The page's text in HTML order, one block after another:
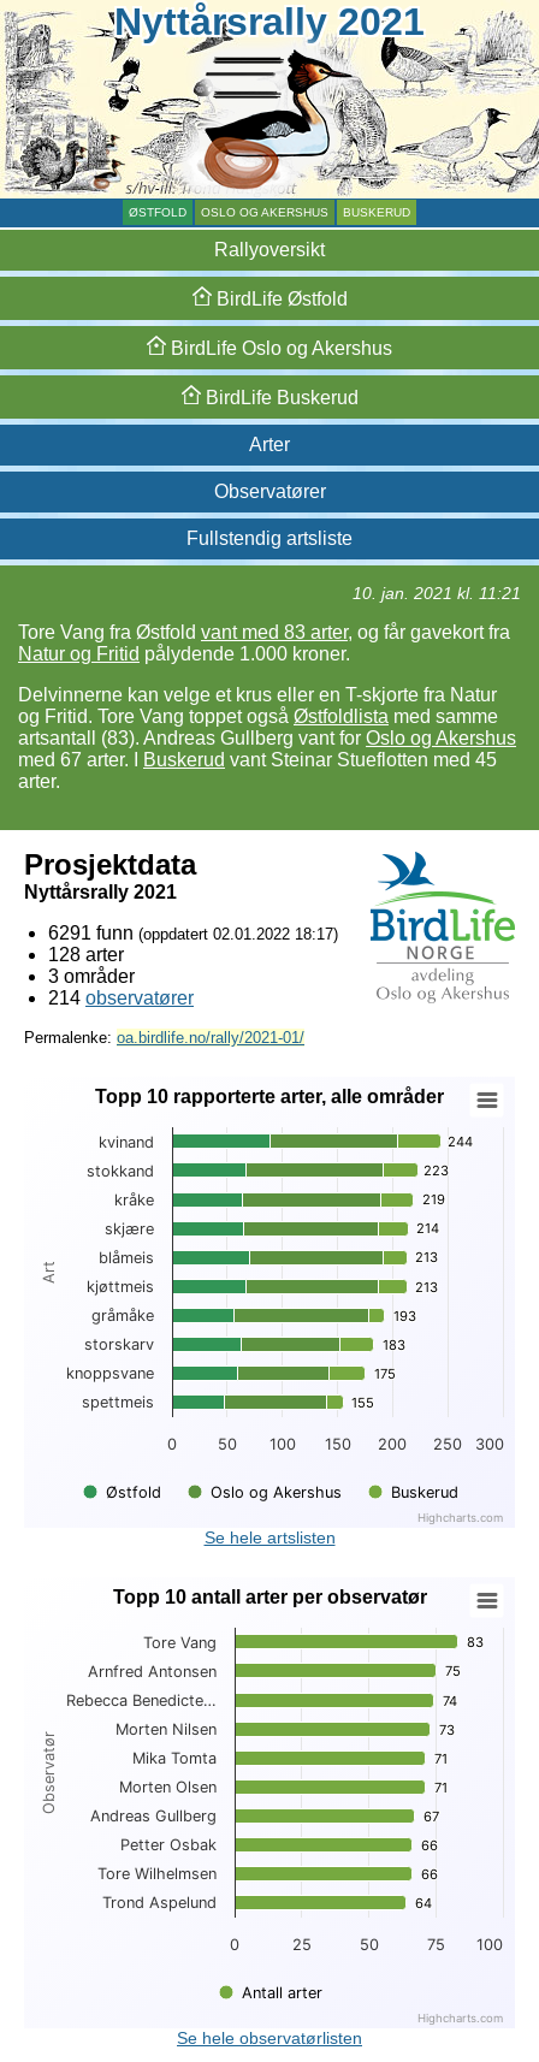
Nyttårsrally 2021
ØSTFOLD OSLO OG AKERSHUS BUSKERUD
Rallyoversikt
BirdLifeØstfold
BirdLife Oslo og Akershus
BirdLifeBuskerud
Arter
Observatører
Fullstendig artsliste
10. jan. 2021 kl. 11:21
Tore Vang fra Østfold vant med 83 arter, og får gavekort fra
Natur og Fritid pålydende 1.000 kroner.
Delvinnerne kan velge et krus eller en T-skjorte fra Natur
og Fritid. Tore Vang toppet også Østfoldlista med samme
artsantall (83). Andreas Gullberg vant for Oslo og Akershus
med 67 arter. I
Buskerud vant Steinar Stueflotten med 45
arter.
Prosjektdata
Nyttårsrally 2021
6291 funn (oppdatert 02.01.2022 18:17)
128 arter
3 områder
214 observatører
Permalenke: oa.birdlife.no/rally/2021-01/
Topp 10 rapporterte arter, alle områder
Bar chart with 3 data series.
View as data table, Topp 10 rapporterte arter, alle områder
The chart has 1 X axis displaying Art.
The chart has 1 Y axis displaying . Data ranges from 47 to
Art
Topp 10 rapporterte arter, alle områder
244
244
223
223
219
219
214
214
213
213
213
213
193
193
183
183
175
175
155
155
Østfold Oslo og Akershus Buskerud
0 50 100 150 200 250 300
kvinand
stokkand
kråke
skjære
blåmeis
kjøttmeis
gråmåke
storskarv
knoppsvane
spettmeis
Highcharts.com
End of interactive chart.Se hele artslisten
Topp 10 antall arter per observatør
Bar chart with 10 bars.
View as data table, Topp 10 antall arter per observatør
The chart has 1 X axis displaying Observatør.
The chart has 1 Y axis displaying . Data ranges from 64 to
Observatør
Topp 10 antall arter per observatør
83
83
75
75
74
74
73
73
71
71
71
71
67
67
66
66
66
66
64
64
Antall arter
0 100
25 50 75
Tore Vang
Arnfred Antonsen
Rebecca Benedicte…
Morten Nilsen
Mika Tomta
Morten Olsen
Andreas Gullberg
Petter Osbak
Tore Wilhelmsen
Trond Aspelund
Highcharts.com
End of interactive chart.Se hele observatørlisten